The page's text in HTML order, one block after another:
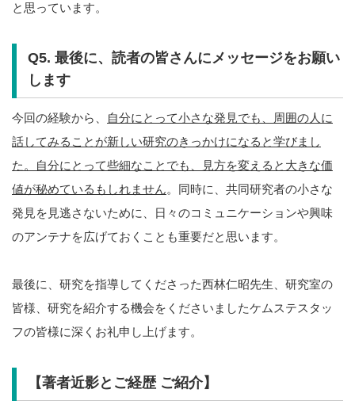
と思っています。
Q5. 最後に、読者の皆さんにメッセージをお願い
します
今回の経験から、
自分にとって小さな発見でも、周囲の人に
話してみることが新しい研究のきっかけになると学びまし
た。自分にとって些細なことでも、見方を変えると大きな価
値が秘めているもしれません。同時に、共同研究者の小さな
発見を見逃さないために、日々のコミュニケーションや興味
のアンテナを広げておくことも重要だと思います。
最後に、研究を指導してくださった西林仁昭先生、研究室の
皆様、研究を紹介する機会をくださいましたケムステスタッ
フの皆様に深くお礼申し上げます。
【著者近影とご経歴 ご紹介】